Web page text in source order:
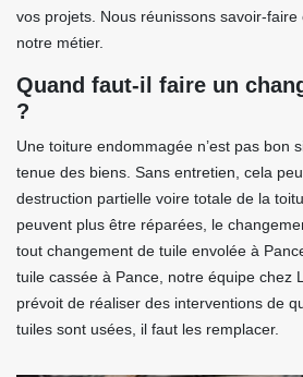
vos projets. Nous réunissons savoir-
notre métier.
Quand faut-il faire un
?
Une toiture endommagée n’est pas bon
tenue des biens. Sans entretien, cela
destruction partielle voire totale de la
peuvent plus être réparées, le
tout changement de tuile envolée à
tuile cassée à Pance, notre équipe chez
prévoit de réaliser des interventions de
tuiles sont usées, il faut les remplacer.